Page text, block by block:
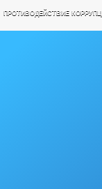
ПРОТИВОДЕЙСТВИЕ